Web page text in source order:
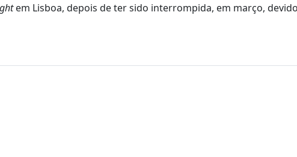
em Lisboa, depois de ter sido interrompida, em março,